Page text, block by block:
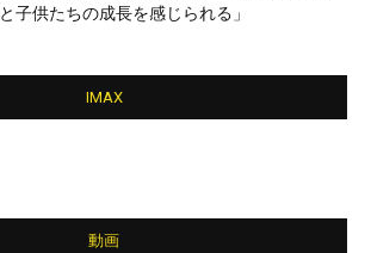
と子供たちの成長を感じられる」
IMAX
動画